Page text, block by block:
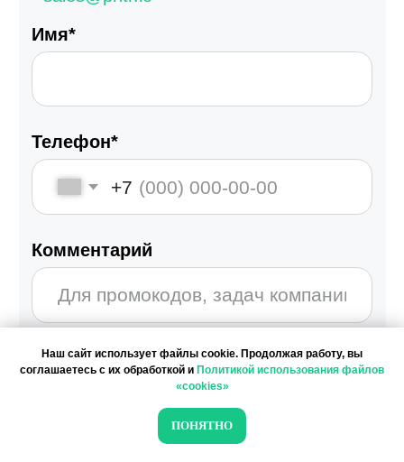
Наш сайт использует файлы cookie. Продолжая работу, вы
соглашаетесь с их обработкой и Политикой использования файлов
«cookies»
ПОНЯТНО